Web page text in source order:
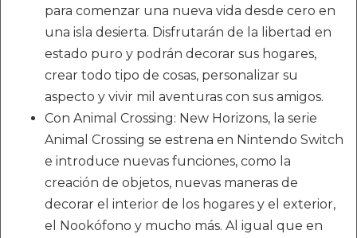
para comenzar una nueva vida desde cero en
una isla desierta. Disfrutarán de la libertad en
estado puro y podrán decorar sus hogares,
crear todo tipo de cosas, personalizar su
aspecto y vivir mil aventuras con sus amigos.
Con Animal Crossing: New Horizons, la serie
Animal Crossing se estrena en Nintendo Switch
e introduce nuevas funciones, como la
creación de objetos, nuevas maneras de
decorar el interior de los hogares y el exterior,
el Nookófono y mucho más. Al igual que en